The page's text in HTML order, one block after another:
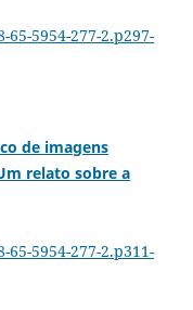
5954-277-2.p297-
de imagens
relato sobre a
5954-277-2.p311-